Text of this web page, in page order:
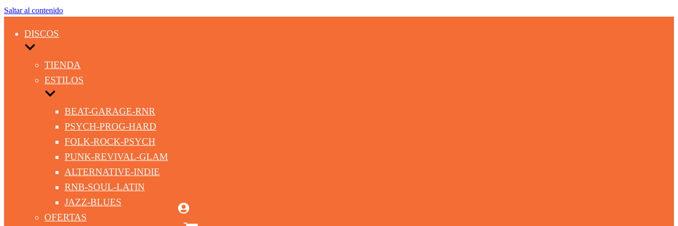
Saltar al contenido
DISCOS
TIENDA
ESTILOS
BEAT-GARAGE-RNR
PSYCH-PROG-HARD
FOLK-ROCK-PSYCH
PUNK-REVIVAL-GLAM
ALTERNATIVE-INDIE
RNB-SOUL-LATIN
JAZZ-BLUES
OFERTAS